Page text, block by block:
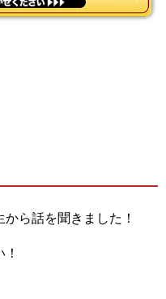
ら話を聞きました！